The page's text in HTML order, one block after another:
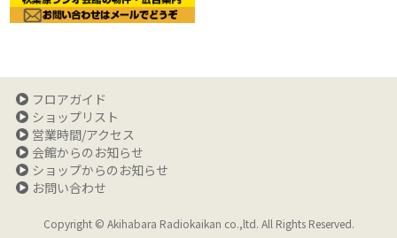
フロアガイド
ショップリスト
営業時間/アクセス
会館からのお知らせ
ショップからのお知らせ
お問い合わせ
Copyright © Akihabara Radiokaikan co.,ltd. All Rights Reserved.